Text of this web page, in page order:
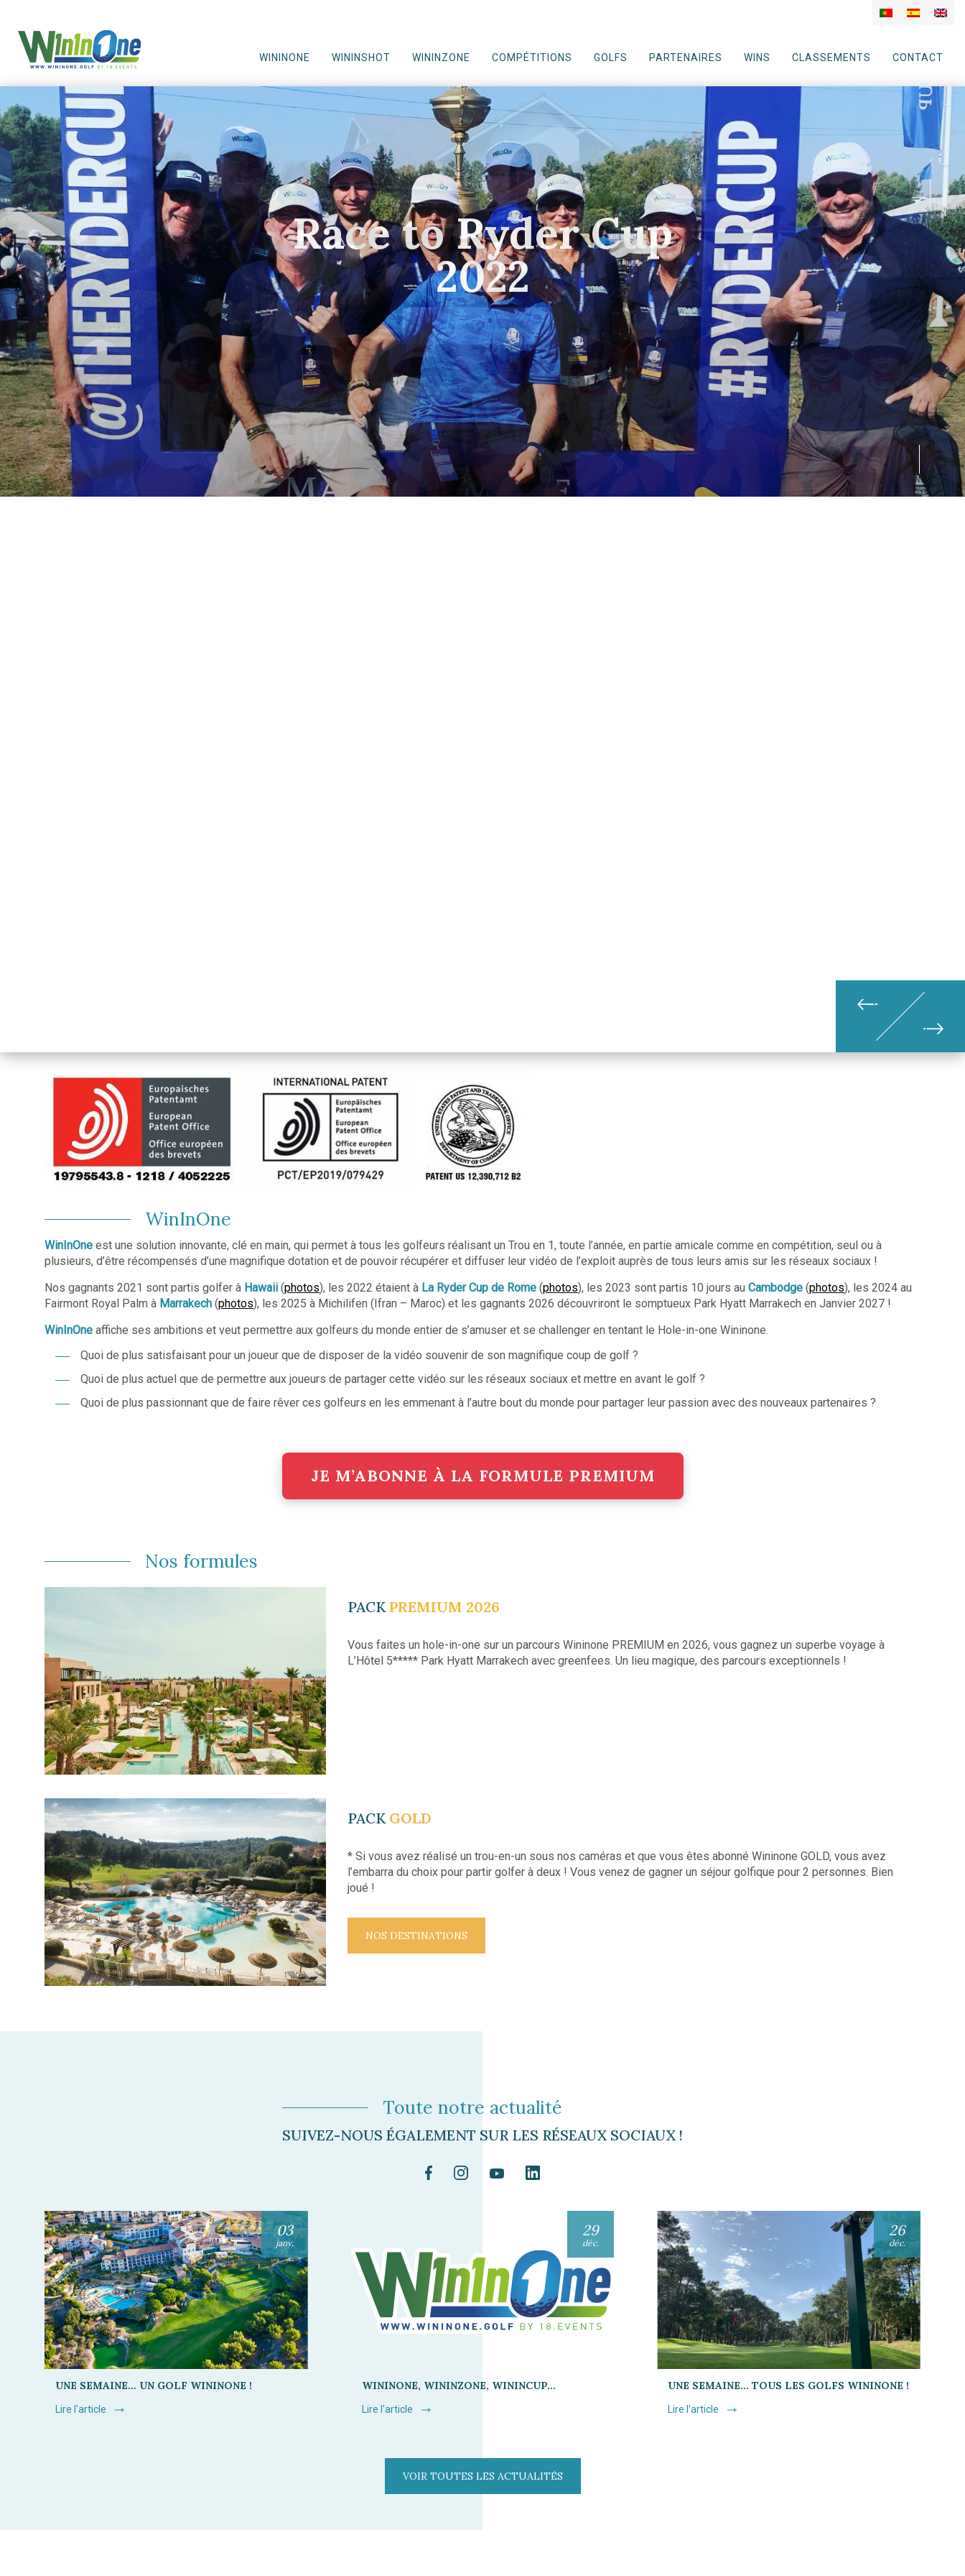
WININONE WININSHOT WININZONE COMPÉTITIONS GOLFS PARTENAIRES WINS CLASSEMENTS CONTACT
Race to Ryder Cup
2022
EN SAVOIR PLUS
01
WinInOne
WinInOne est une solution innovante, clé en main, qui permet à tous les golfeurs réalisant un Trou en 1, toute l’année, en partie amicale comme en compétition, seul ou à
plusieurs, d’être récompensés d’une magnifique dotation et de pouvoir récupérer et diffuser leur vidéo de l’exploit auprès de tous leurs amis sur les réseaux sociaux !
Nos gagnants 2021 sont partis golfer à Hawaii (photos), les 2022 étaient à La Ryder Cup de Rome (photos), les 2023 sont partis 10 jours au Cambodge (photos), les 2024 au
Fairmont Royal Palm à Marrakech (photos), les 2025 à Michilifen (Ifran – Maroc) et les gagnants 2026 découvriront le somptueux Park Hyatt Marrakech en Janvier 2027 !
WinInOne affiche ses ambitions et veut permettre aux golfeurs du monde entier de s’amuser et se challenger en tentant le Hole-in-one Wininone.
Quoi de plus satisfaisant pour un joueur que de disposer de la vidéo souvenir de son magnifique coup de golf ?
Quoi de plus actuel que de permettre aux joueurs de partager cette vidéo sur les réseaux sociaux et mettre en avant le golf ?
Quoi de plus passionnant que de faire rêver ces golfeurs en les emmenant à l’autre bout du monde pour partager leur passion avec des nouveaux partenaires ?
JE M’ABONNE À LA FORMULE PREMIUM
Nos formules
PACKPREMIUM 2026
Vous faites un hole-in-one sur un parcours Wininone PREMIUM en 2026, vous gagnez un superbe voyage à
L’Hôtel 5***** Park Hyatt Marrakech avec greenfees. Un lieu magique, des parcours exceptionnels !
PACK GOLD
* Si vous avez réalisé un trou-en-un sous nos caméras et que vous êtes abonné Wininone GOLD, vous avez
l’embarra du choix pour partir golfer à deux ! Vous venez de gagner un séjour golfique pour 2 personnes. Bien
joué !
NOS DESTINATIONS
Toute notre actualité
SUIVEZ-NOUS ÉGALEMENT SUR LES RÉSEAUX SOCIAUX !
03
janv.
UNE SEMAINE… UN GOLF WININONE !
Lire l'article
29
déc.
WININONE, WININZONE, WININCUP…
Lire l'article
26
déc.
UNE SEMAINE… TOUS LES GOLFS WININONE !
Lire l'article
VOIR TOUTES LES ACTUALITÉS